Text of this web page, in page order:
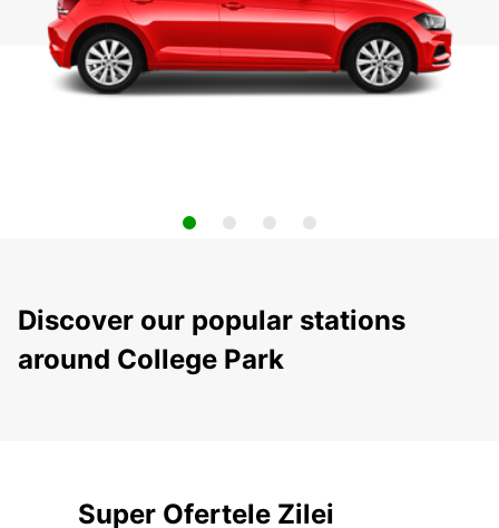
Discover our popular stations
around College Park
Super Ofertele Zilei